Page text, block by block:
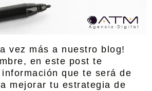
vez más a nuestro blog!
en este post te
que te será de
mejorar tu estrategia de